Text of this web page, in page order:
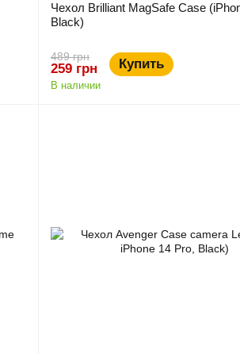
Чехол Brilliant MagSafe Case
Black)
489 грн
259 грн Купить
В наличии